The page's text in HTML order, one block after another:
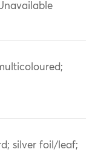
silver foil/leaf;